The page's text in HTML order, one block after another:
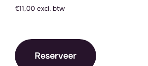
€11,00 excl. btw
Reserveer